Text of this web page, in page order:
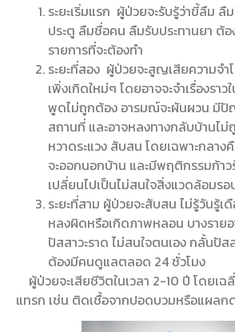
ระยะเริ่มแรก ผู้ป่วยจะรับรู้ว่าขี้ลืม
ประตู ลืมชื่อคน ลืมรับประทานยา ต้
รายการที่จะต้องทำ
ระยะที่สอง ผู้ป่วยจะสูญเสียความจำ
เพิ่งเกิดใหม่ๆ โดยอาจจะจำเรื่องราว
พูดไม่ถูกต้อง อารมณ์จะผันผวน มีปัญ
สถานที่ และอาจหลงทางกลับบ้าน
หวาดระแวง สับสน โดยเฉพาะกลา
จะออกนอกบ้าน และมีพฤติกรรมก้า
เปลี่ยนไปเป็นไม่สนใจสิ่งแวดล้อมร
ระยะที่สาม ผู้ป่วยจะสับสน ไม่รู้วันรู้เ
หลงผิดหรือเกิดภาพหลอน บางรายอ
ปัสสาวะราด ไม่สนใจตนเอง กลั้นปัส
ต้องมีคนดูแลตลอด 24 ชั่วโมง
ผู้ป่วยจะเสียชีวิตในเวลา 2-10 ปี โดยเฉ
แทรก เช่น ติดเชื้อจากปอดบวมหรือแผลก